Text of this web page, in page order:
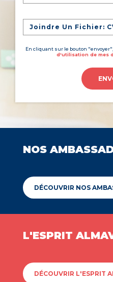
Joindre Un Fichier:
En cliquant sur le bouton
d'utilisation de mes
NOS
DÉCOUVRIR NOS
L'ESPRIT
DÉCOUVRIR L'ESPRIT